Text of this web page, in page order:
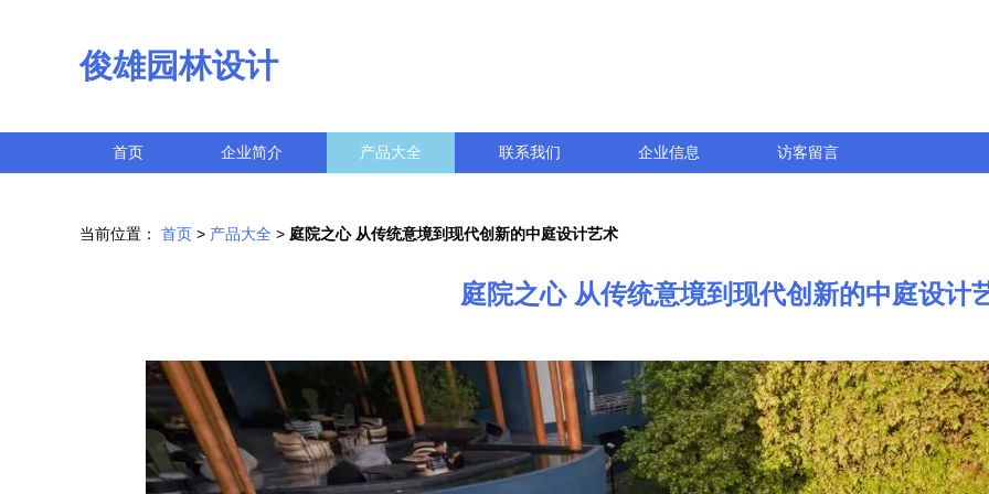
俊雄园林设计
首页 企业简介 产品大全 联系我们 企业信息 访客留言
当前位置： 首页 > 产品大全 > 庭院之心 从传统意境到现代创新的中庭设计艺术
庭院之心 从传统意境到现代创新的中庭设计